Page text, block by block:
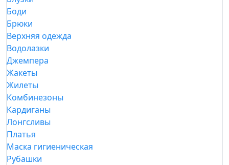
Боди
Брюки
Верхняя одежда
Водолазки
Джемпера
Жакеты
Жилеты
Комбинезоны
Кардиганы
Лонгсливы
Платья
Маска гигиеническая
Рубашки